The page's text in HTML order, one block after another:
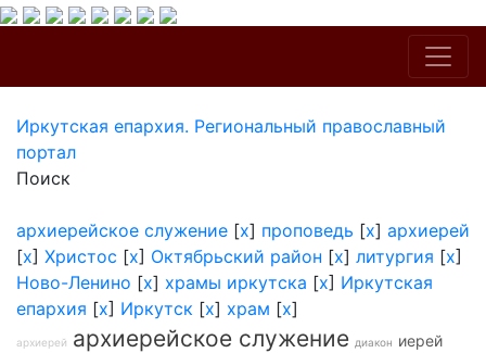
Иркутская епархия. Региональный православный
портал
Поиск
архиерейское служение [x] проповедь [x] архиерей
[x] Христос [x] Октябрьский район [x] литургия [x]
Ново-Ленино [x] храмы иркутска [x] Иркутская
епархия [x] Иркутск [x] храм [x]
архиерей архиерейское служение диакон иерей